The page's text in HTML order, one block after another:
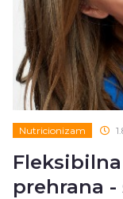
Nutricionizam
prehrana